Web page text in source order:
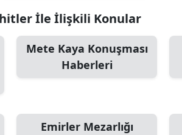
İle İlişkili Konular
Mete Kaya Konuşması
Haberleri
Emirler Mezarlığı